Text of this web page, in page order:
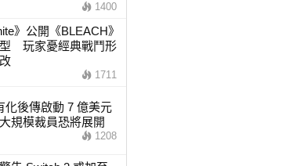
1400
》公開《BLEACH》
玩家憂經典戰鬥形
1711
化後傳啟動 7 億美元
規模裁員恐將展開
1208